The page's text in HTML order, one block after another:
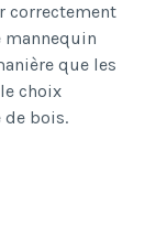
correctement
mannequin
que les
choix
bois.